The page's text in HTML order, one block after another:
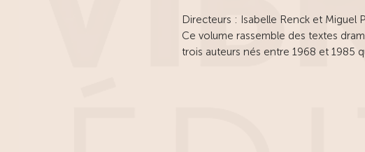
Directeurs : Isabelle Renck et Miguel
Ce volume rassemble des textes
trois auteurs nés entre 1968 et 1985